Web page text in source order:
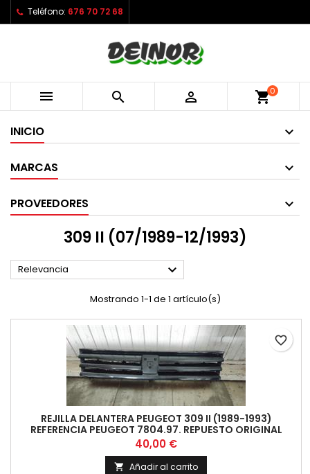
Teléfono: 676 70 72 68
   shopping_cart0
INICIO
MARCAS
PROVEEDORES
309 II (07/1989-12/1993)
Relevancia 
Mostrando 1-1 de 1 artículo(s)
REJILLA DELANTERA PEUGEOT 309 II (1989-1993)
REFERENCIA PEUGEOT 7804.97. REPUESTO ORIGINAL
NUEVO PROCEDENTE DE LIQUIDACIÓN DE CO
Precio
40,00 €
 Añadir al carrito
favorite_border